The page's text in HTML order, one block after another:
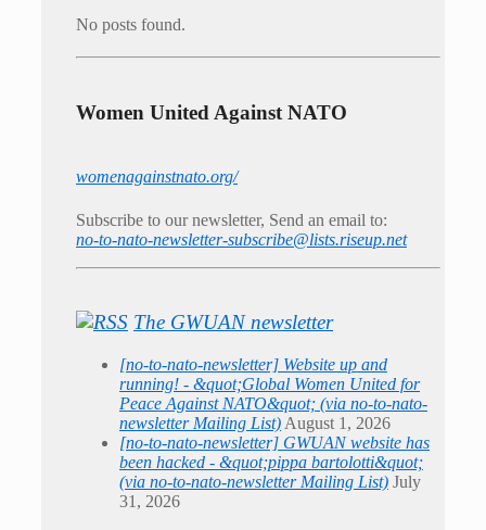
No posts found.
Women United Against NATO
womenagainstnato.org/
Subscribe to our newsletter, Send an email to:
no-to-nato-newsletter-subscribe@lists.riseup.net
The GWUAN newsletter
[no-to-nato-newsletter] Website up and
running! - &quot;Global Women United for
Peace Against NATO&quot; (via no-to-nato-
newsletter Mailing List) August 1, 2026
[no-to-nato-newsletter] GWUAN website has
been hacked - &quot;pippa bartolotti&quot;
(via no-to-nato-newsletter Mailing List) July
31, 2026